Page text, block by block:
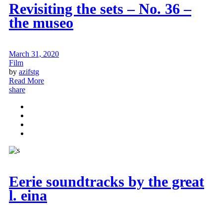
Revisiting the sets – No. 36 –
the museo
March 31, 2020
Film
by azifstg
Read More
share
Eerie soundtracks by the great
l. eina